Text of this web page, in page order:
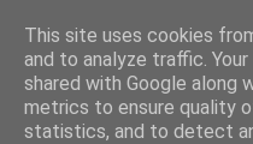
This site uses cookies
and to analyze traffic.
shared with Google along
metrics to ensure quality
statistics, and to detect